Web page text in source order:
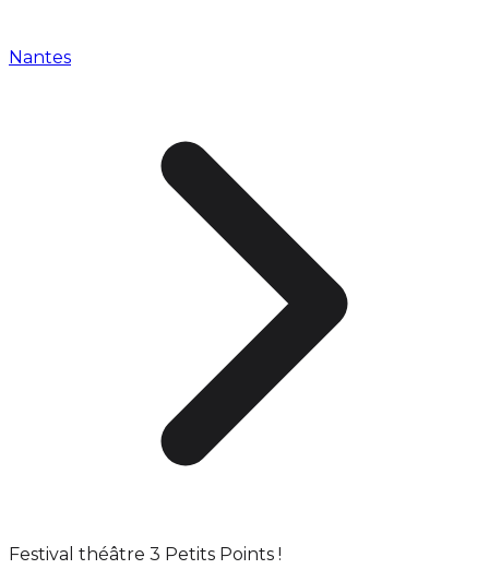
Nantes
Festival théâtre 3 Petits Points !